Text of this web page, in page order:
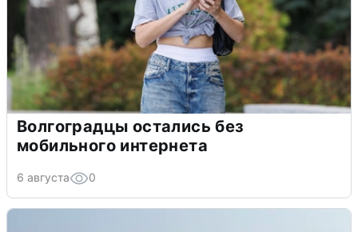
Волгоградцы остались без
мобильного интернета
6 августа 0